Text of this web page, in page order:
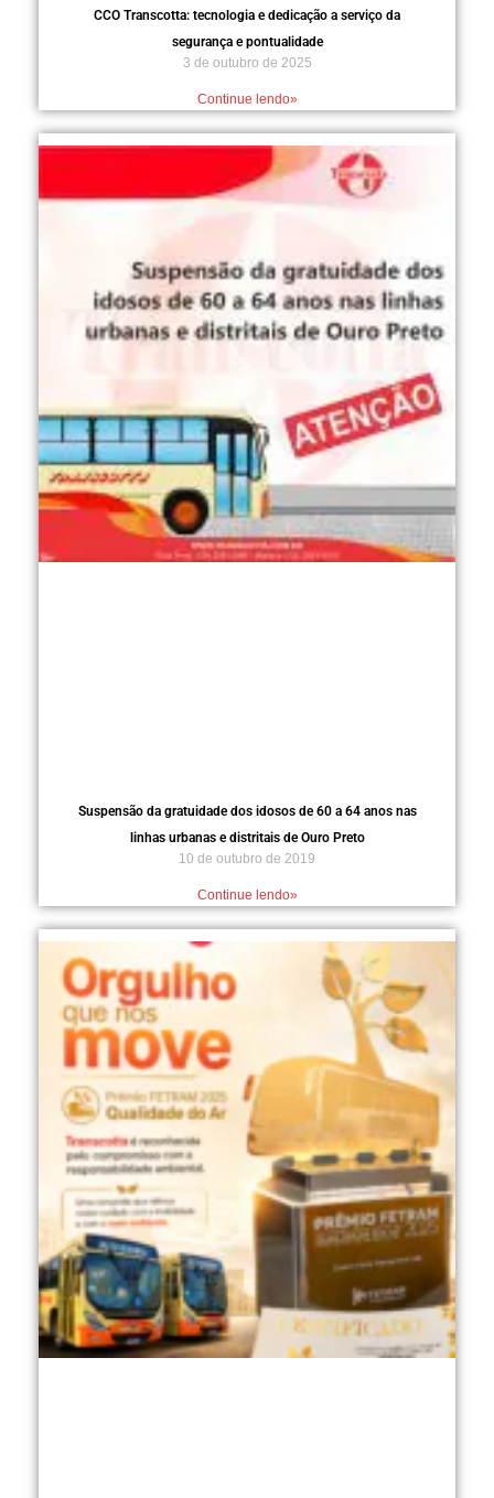
CCO Transcotta: tecnologia e dedicação a serviço da
segurança e pontualidade
3 de outubro de 2025
Continue lendo»
Suspensão da gratuidade dos idosos de 60 a 64 anos nas
linhas urbanas e distritais de Ouro Preto
10 de outubro de 2019
Continue lendo»